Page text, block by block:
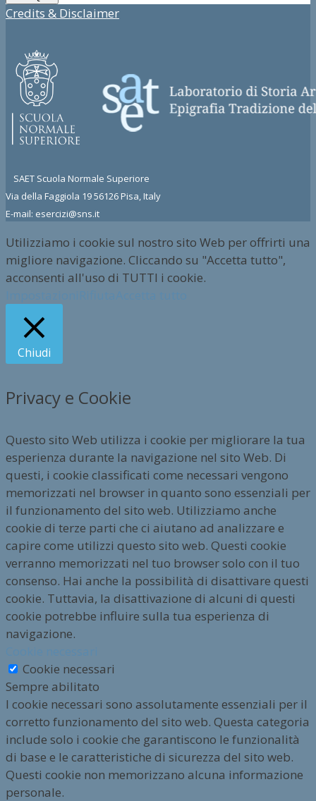
Credits & Disclaimer
SAET Scuola Normale Superiore
Via della Faggiola 19 56126 Pisa, Italy
E-mail: esercizi@sns.it
Utilizziamo i cookie sul nostro sito Web per offrirti una
migliore navigazione. Cliccando su "Accetta tutto",
acconsenti all'uso di TUTTI i cookie.
Chiudi
Privacy e Cookie
Questo sito Web utilizza i cookie per migliorare la tua
esperienza durante la navigazione nel sito Web. Di
questi, i cookie classificati come necessari vengono
memorizzati nel browser in quanto sono essenziali per
il funzionamento del sito web. Utilizziamo anche
cookie di terze parti che ci aiutano ad analizzare e
capire come utilizzi questo sito web. Questi cookie
verranno memorizzati nel tuo browser solo con il tuo
consenso. Hai anche la possibilità di disattivare questi
cookie. Tuttavia, la disattivazione di alcuni di questi
cookie potrebbe influire sulla tua esperienza di
navigazione.
Cookie necessari
Sempre abilitato
I cookie necessari sono assolutamente essenziali per il
corretto funzionamento del sito web. Questa categoria
include solo i cookie che garantiscono le funzionalità
di base e le caratteristiche di sicurezza del sito web.
Questi cookie non memorizzano alcuna informazione
personale.